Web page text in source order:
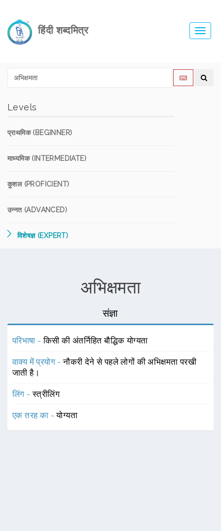
हिंदी शब्दमित्र
Levels
प्राथमिक (BEGINNER)
माध्यमिक (INTERMEDIATE)
कुशल (PROFICIENT)
उन्नत (ADVANCED)
विशेषज्ञ (EXPERT)
अभिक्षमता
संज्ञा
परिभाषा -किसी की अंतर्निहित बौद्धिक योग्यता
वाक्य में प्रयोग -नौकरी देने से पहले लोगों की अभिक्षमता परखी
जाती है।
लिंग -स्त्रीलिंग
एक तरह का -योग्यता